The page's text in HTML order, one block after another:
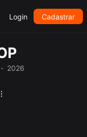
Login Cadastrar
2026